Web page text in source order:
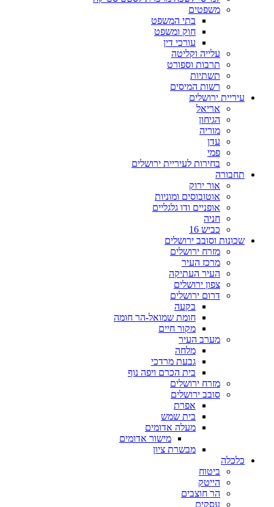
משפטים
בתי המשפט
חוק ומשפט
עורכי דין
עלייה וקליטה
תרבות וספורט
תשתיות
רשות המיסים
עיריית ירושלים
אריאל
הגיחון
מוריה
עדן
פמי
בחירות לעיריית ירושלים
תחבורה
אור ירוק
אוטובוסים ומוניות
אופניים ודו גלגליים
חניה
כביש 16
שכונות וסובב ירושלים
מזרח ירושלים
מרכז העיר
העיר העתיקה
צפון ירושלים
דרום ירושלים
בקעה
חומת שמואל-הר חומה
מקור חיים
מערב העיר
מלחה
גבעת מרדכי
בית הכרם ויפה נוף
מזרח ירושלים
סובב ירושלים
אפרת
בית שמש
מעלה אדומים
מישור אדומים
מבשרת ציון
כלכלה
ביטוח
הייטק
הר חוצבים
עסקים